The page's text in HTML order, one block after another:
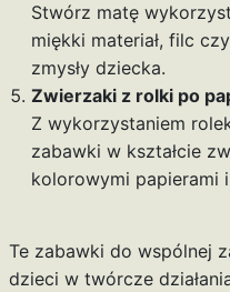
Stwórz matę
miękki materiał, filc
zmysły dziecka.
Zwierzaki z rolki po
Z wykorzystaniem
zabawki w kształcie
kolorowymi papierami
Te zabawki do wspólnej
dzieci w twórcze